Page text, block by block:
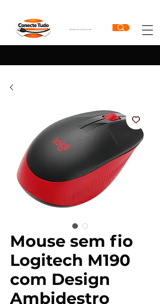
Mouse sem fio
Logitech M190
com Design
Ambidestro